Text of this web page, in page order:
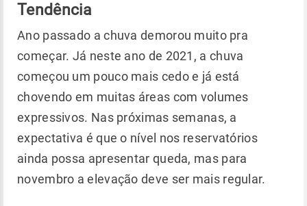
Tendência
Ano passado a chuva demorou muito pra
começar. Já neste ano de 2021, a chuva
começou um pouco mais cedo e já está
chovendo em muitas áreas com volumes
expressivos. Nas próximas semanas, a
expectativa é que o nível nos reservatórios
ainda possa apresentar queda, mas para
novembro a elevação deve ser mais regular.